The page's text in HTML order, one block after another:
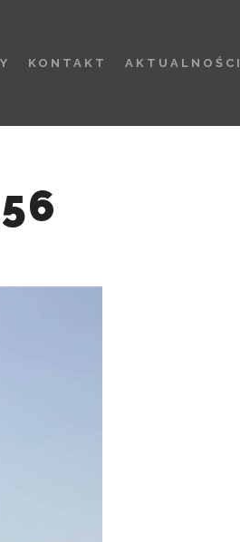
KONTAKT AKTUALNOŚCI